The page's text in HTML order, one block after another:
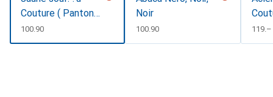
Couture ( Pantone
#F3B934 )
CHF
100.90
Noir
CHF
100.90 CHF
119.–